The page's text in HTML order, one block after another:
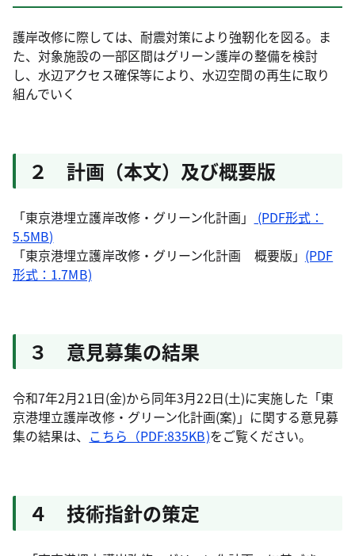
護岸改修に際しては、耐震対策により強靭化を図る。ま
た、対象施設の一部区間はグリーン護岸の整備を検討
し、水辺アクセス確保等により、水辺空間の再生に取り
組んでいく
２ 計画（本文）及び概要版
「東京港埋立護岸改修・グリーン化計画」
(PDF形式：
5.5MB)
「東京港埋立護岸改修・グリーン化計画 概要版」 (PDF
形式：1.7MB)
３ 意見募集の結果
令和7年2月21日(金)から同年3月22日(土)に実施した「東
京港埋立護岸改修・グリーン化計画(案)」に関する意見募
集の結果は、 こちら（PDF:835KB)をご覧ください。
４ 技術指針の策定